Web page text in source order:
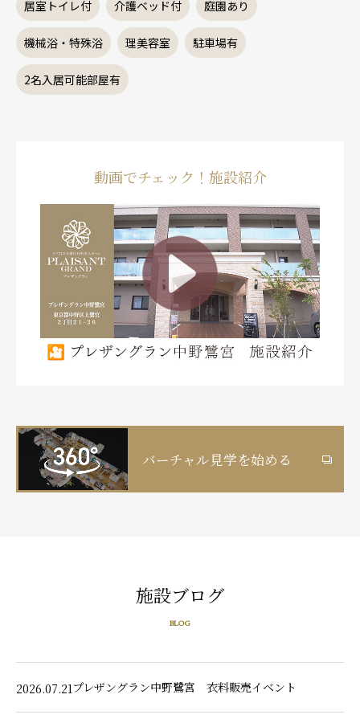
居室トイレ付 介護ベッド付 庭園あり
機械浴・特殊浴 理美容室 駐車場有
2名入居可能部屋有
動画でチェック！施設紹介
バーチャル見学を始める
施設ブログ
BLOG
2026.07.21 プレザングラン中野鷺宮 衣料販売イベント